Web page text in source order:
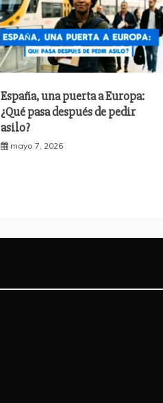
España, una puerta a Europa:
¿Qué pasa después de pedir
asilo?
mayo 7, 2026